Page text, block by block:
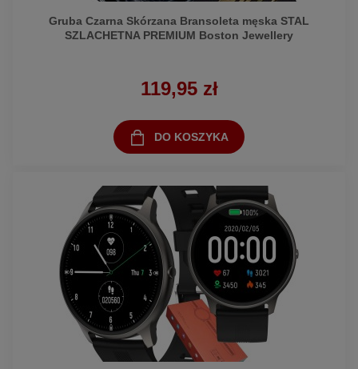
Gruba Czarna Skórzana Bransoleta męska STAL
SZLACHETNA PREMIUM Boston Jewellery
119,95 zł
DO KOSZYKA